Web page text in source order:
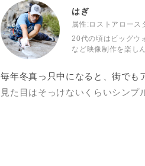
はぎ
属性:ロストアロース
20代の頃はビッグウ
など映像制作を楽し
毎年冬真っ只中になると、街でも
見た目はそっけないくらいシンプ
くってくれる感じがします。マ
しには嬉しい限り。気になる点